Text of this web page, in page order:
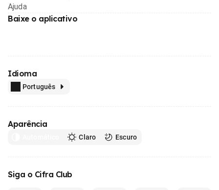
Ajuda
Baixe o aplicativo
Idioma
Português
Aparência
Claro Escuro
Siga o Cifra Club